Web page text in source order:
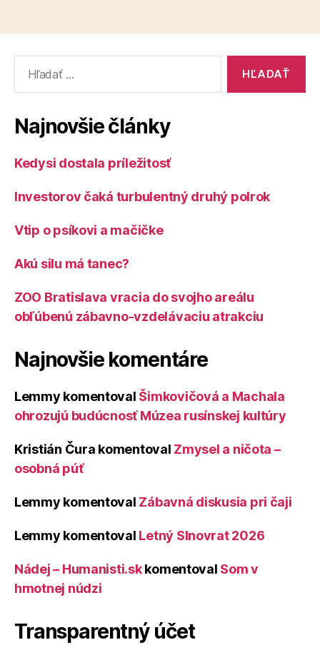
Najnovšie články
Kedysi dostala príležitosť
Investorov čaká turbulentný druhý polrok
Vtip o psíkovi a mačičke
Akú silu má tanec?
ZOO Bratislava vracia do svojho areálu
obľúbenú zábavno-vzdelávaciu atrakciu
Najnovšie komentáre
Lemmy komentoval Šimkovičová a Machala
ohrozujú budúcnosť Múzea rusínskej kultúry
Kristián Čura komentoval Zmysel a ničota –
osobná púť
Lemmy komentoval Zábavná diskusia pri čaji
Lemmy komentoval Letný Slnovrat 2026
Nádej – Humanisti.skkomentoval Som v
hmotnej núdzi
Transparentný účet